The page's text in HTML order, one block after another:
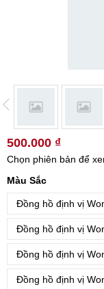
500.000 ₫
Chọn phiên bản để
Màu Sắc
Đồng hồ định vị
Đồng hồ định vị
Đồng hồ định vị
Đồng hồ định vị